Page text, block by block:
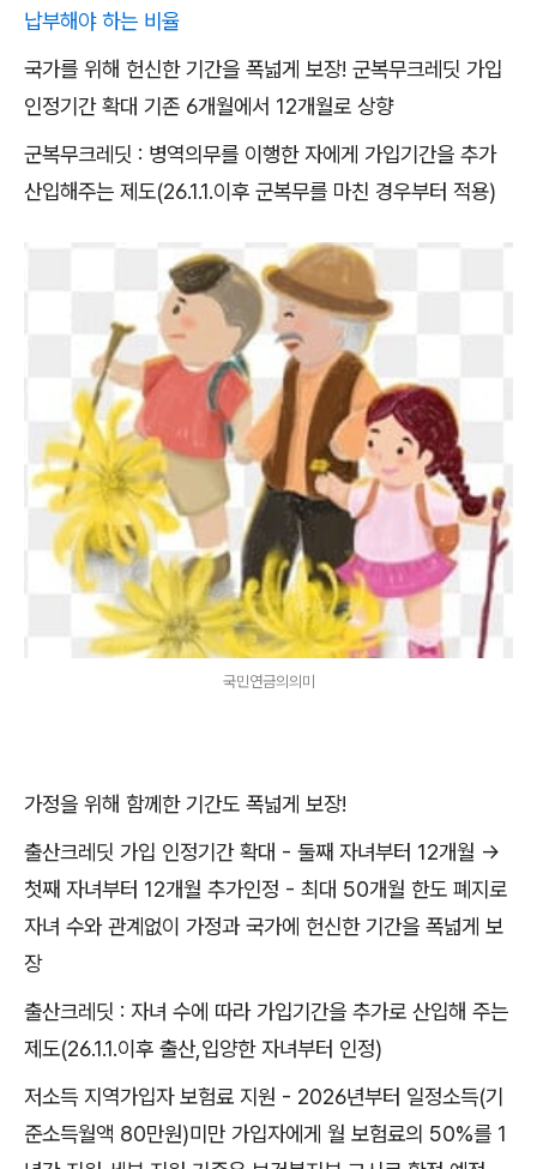
납부해야 하는 비율
국가를 위해 헌신한 기간을 폭넓게 보장! 군복무크레딧 가입
인정기간 확대 기존 6개월에서 12개월로 상향
군복무크레딧 : 병역의무를 이행한 자에게 가입기간을 추가
산입해주는 제도(26.1.1.이후 군복무를 마친 경우부터 적용)
국민연금의의미
가정을 위해 함께한 기간도 폭넓게 보장!
출산크레딧 가입 인정기간 확대 - 둘째 자녀부터 12개월 →
첫째 자녀부터 12개월 추가인정 - 최대 50개월 한도 폐지로
자녀 수와 관계없이 가정과 국가에 헌신한 기간을 폭넓게 보
장
출산크레딧 : 자녀 수에 따라 가입기간을 추가로 산입해 주는
제도(26.1.1.이후 출산,입양한 자녀부터 인정)
저소득 지역가입자 보험료 지원 - 2026년부터 일정소득(기
준소득월액 80만원)미만 가입자에게 월 보험료의 50%를 1